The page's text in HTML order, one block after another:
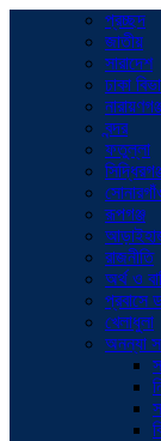
প্রচ্ছদ
জাতীয়
সারাদেশ
ঢাকা
বন্দর
ফতুল্লা
রূপগঞ্জ
রাজনীতি
অর্থ ও
প্রবাসে
খেলাধুলা
অনন্যা